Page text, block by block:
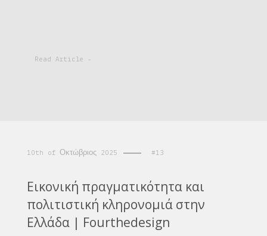
Read Article -
10th of Οκτώβριος 2025 #13
Εικονική πραγματικότητα και
πολιτιστική κληρονομιά στην
Ελλάδα | Fourthedesign